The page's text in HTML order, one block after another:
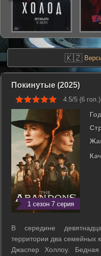
🇰🇿
Покинутые (2025)
4.5/5 (6 гол.)
1 сезон 7 серия
В середине
территории два семейных
Джаспер Холлоу.